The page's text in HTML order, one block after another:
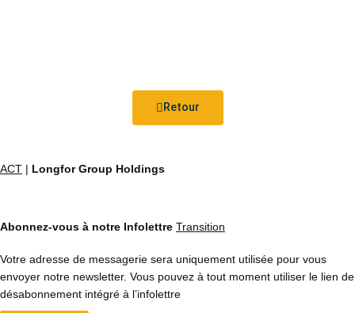
Retour
ACT | Longfor Group Holdings
Abonnez-vous à notre Infolettre Transition
Votre adresse de messagerie sera uniquement utilisée pour vous
envoyer notre newsletter. Vous pouvez à tout moment utiliser le lien de
désabonnement intégré à l’infolettre